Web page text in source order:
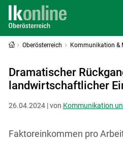
Oberösterreich Kommunikation &
Dramatischer
landwirtschaftlicher
26.04.2024 | von Kommunikation
Faktoreinkommen pro